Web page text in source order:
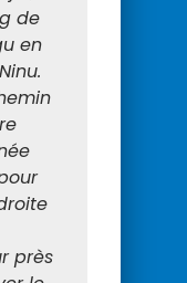
de
en
près